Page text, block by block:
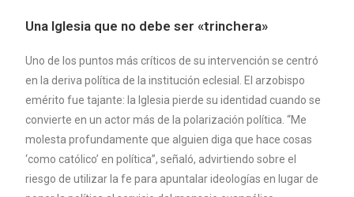
Una Iglesia que no debe ser «trinchera»
Uno de los puntos más críticos de su intervención se centró
en la deriva política de la institución eclesial. El arzobispo
emérito fue tajante: la Iglesia pierde su identidad cuando se
convierte en un actor más de la polarización política. “Me
molesta profundamente que alguien diga que hace cosas
‘como católico’ en política”, señaló, advirtiendo sobre el
riesgo de utilizar la fe para apuntalar ideologías en lugar de